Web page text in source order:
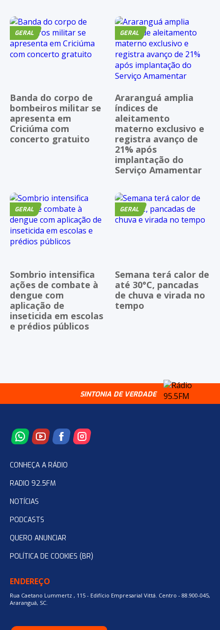
GERAL
Banda do corpo de
bombeiros militar se
apresenta em
Criciúma com
concerto gratuito
GERAL
Araranguá amplia
índices de
aleitamento
materno exclusivo e
registra avanço de
21% após
implantação do
Serviço Amamentar
GERAL
Sombrio intensifica
ações de combate à
dengue com
aplicação de
inseticida em escolas
e prédios públicos
GERAL
Semana terá calor de
até 30°C, pancadas
de chuva e virada no
tempo
SINTONIA DE VERDADE
CONHEÇA A RÁDIO
RADIO 92.5FM
NOTÍCIAS
PODCASTS
QUERO ANUNCIAR
POLÍTICA DE COOKIES (BR)
ENDEREÇO
Rua Caetano Lummertz , 115 - Edifício Empresarial Vittá. Centro - 88.900-045,
Araranguá, SC.